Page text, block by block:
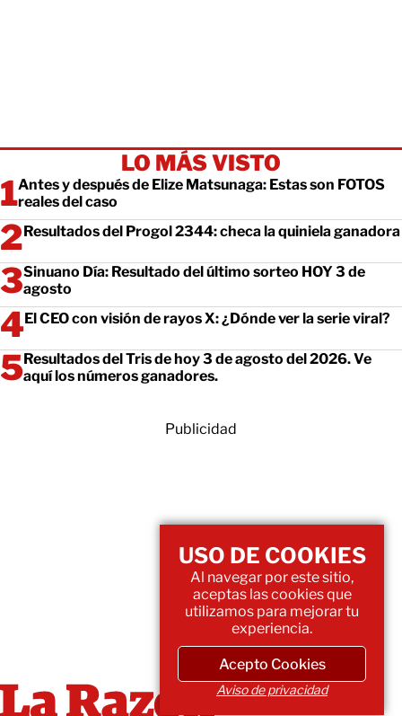
LO MÁS VISTO
Antes y después de Elize Matsunaga: Estas son FOTOS
reales del caso
Resultados del Progol 2344: checa la quiniela ganadora
Sinuano Día: Resultado del último sorteo HOY 3 de
agosto
El CEO con visión de rayos X: ¿Dónde ver la serie viral?
Resultados del Tris de hoy 3 de agosto del 2026. Ve
aquí los números ganadores.
Publicidad
USO DE COOKIES
Al navegar por este sitio,
aceptas las cookies que
utilizamos para mejorar tu
experiencia.
Acepto Cookies
Aviso de privacidad